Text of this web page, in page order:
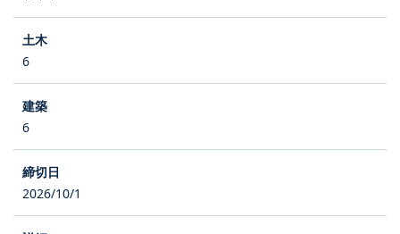
6
6
2026/10/1